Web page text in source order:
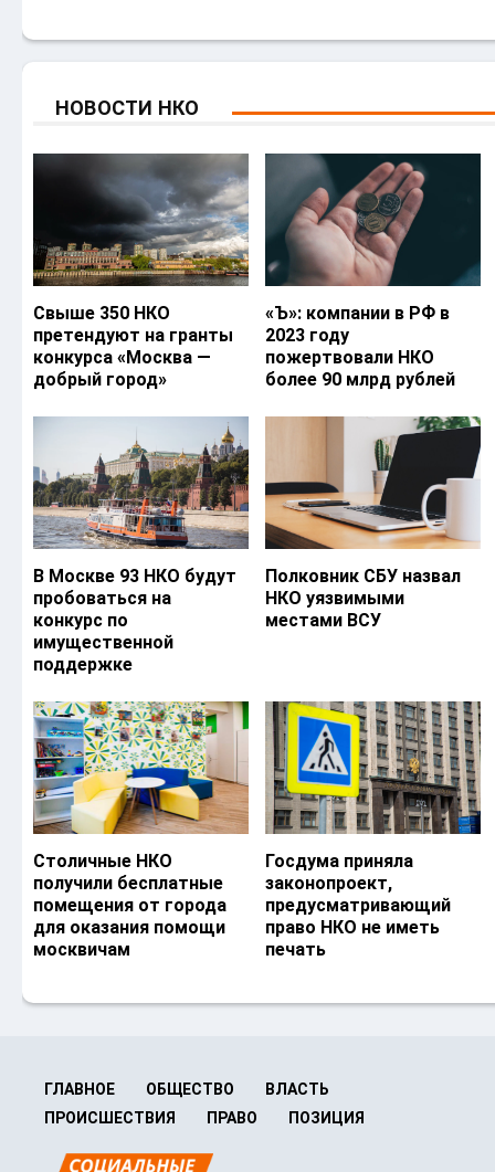
НОВОСТИ НКО
Свыше 350 НКО
претендуют на гранты
конкурса «Москва —
добрый город»
«Ъ‎»: компании в РФ в
2023 году
пожертвовали НКО
более 90 млрд рублей
В Москве 93 НКО будут
пробоваться на
конкурс по
имущественной
поддержке
Полковник СБУ назвал
НКО уязвимыми
местами ВСУ
Столичные НКО
получили бесплатные
помещения от города
для оказания помощи
москвичам
Госдума приняла
законопроект,
предусматривающий
право НКО не иметь
печать
ГЛАВНОЕ ОБЩЕСТВО
ВЛАСТЬ
ПРОИСШЕСТВИЯ
ПРАВО ПОЗИЦИЯ